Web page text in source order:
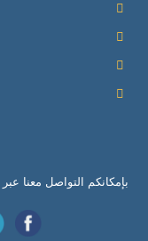
بإمكانكم التواصل معنا